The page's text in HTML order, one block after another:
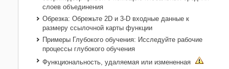
слоев объединения
Обрезка: Обрежьте 2D и 3-D входные данные к
размеру ссылочной карты функции
Примеры Глубокого обучения: Исследуйте рабочие
процессы глубокого обучения
Функциональность, удаляемая или измененная